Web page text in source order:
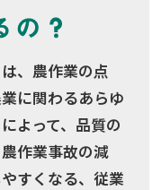
、農作業の点
に関わるあらゆ
よって、品質の
作業事故の減
すくなる、従業